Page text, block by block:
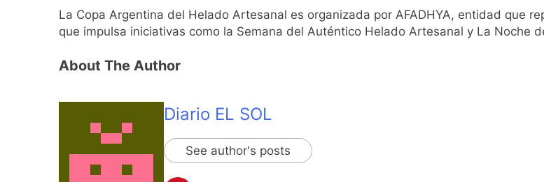
Alerta naranja en Quilmes por tormentas severas y fuertes
1 Día Atrás
Denunciaron penalmente al abogado libertario que propuso
La Copa Argentina del Helado Artesanal es organizada por AFADHYA, entidad que
que impulsa iniciativas como la Semana del Auténtico Helado Artesanal y La Noche
About The Author
Diario EL SOL
See author's posts